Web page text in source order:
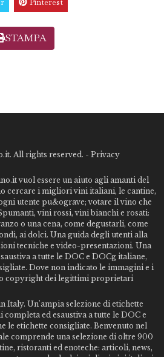
STAMPA
All rights reserved. - Privacy
vuol essere un aiuto agli amanti del
cercare i migliori vini italiani, le cantine,
utente pu&ograve; votare il vino che
vini rossi, vini bianchi e rosati:
o una cena, come degustarli, come
ai dolci. Una guida degli utenti alla
tecniche e video-presentazioni. Una
a tutte le DOC e DOCg italiane,
Dove non indicato le immagini e i
copyright dei legittimi proprietari
Italy. Un'ampia selezione di etichette
ed esaustiva a tutte le DOC e
le etichette consigliate. Benvenuto nel
comprende una selezione di oltre 900
ristoranti ed enoteche: articoli, news,